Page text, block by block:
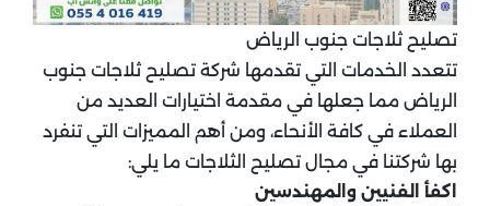
تصليح ثلاجات جنوب الرياض
تتعدد الخدمات التي تقدمها شركة تصليح ثلاجات جنوب
الرياض مما جعلها في مقدمة اختيارات العديد من
العملاء في كافة الأنحاء، ومن أهم المميزات التي تنفرد
بها شركتنا في مجال تصليح الثلاجات ما يلي:
اكفأ الفنيين والمهندسين